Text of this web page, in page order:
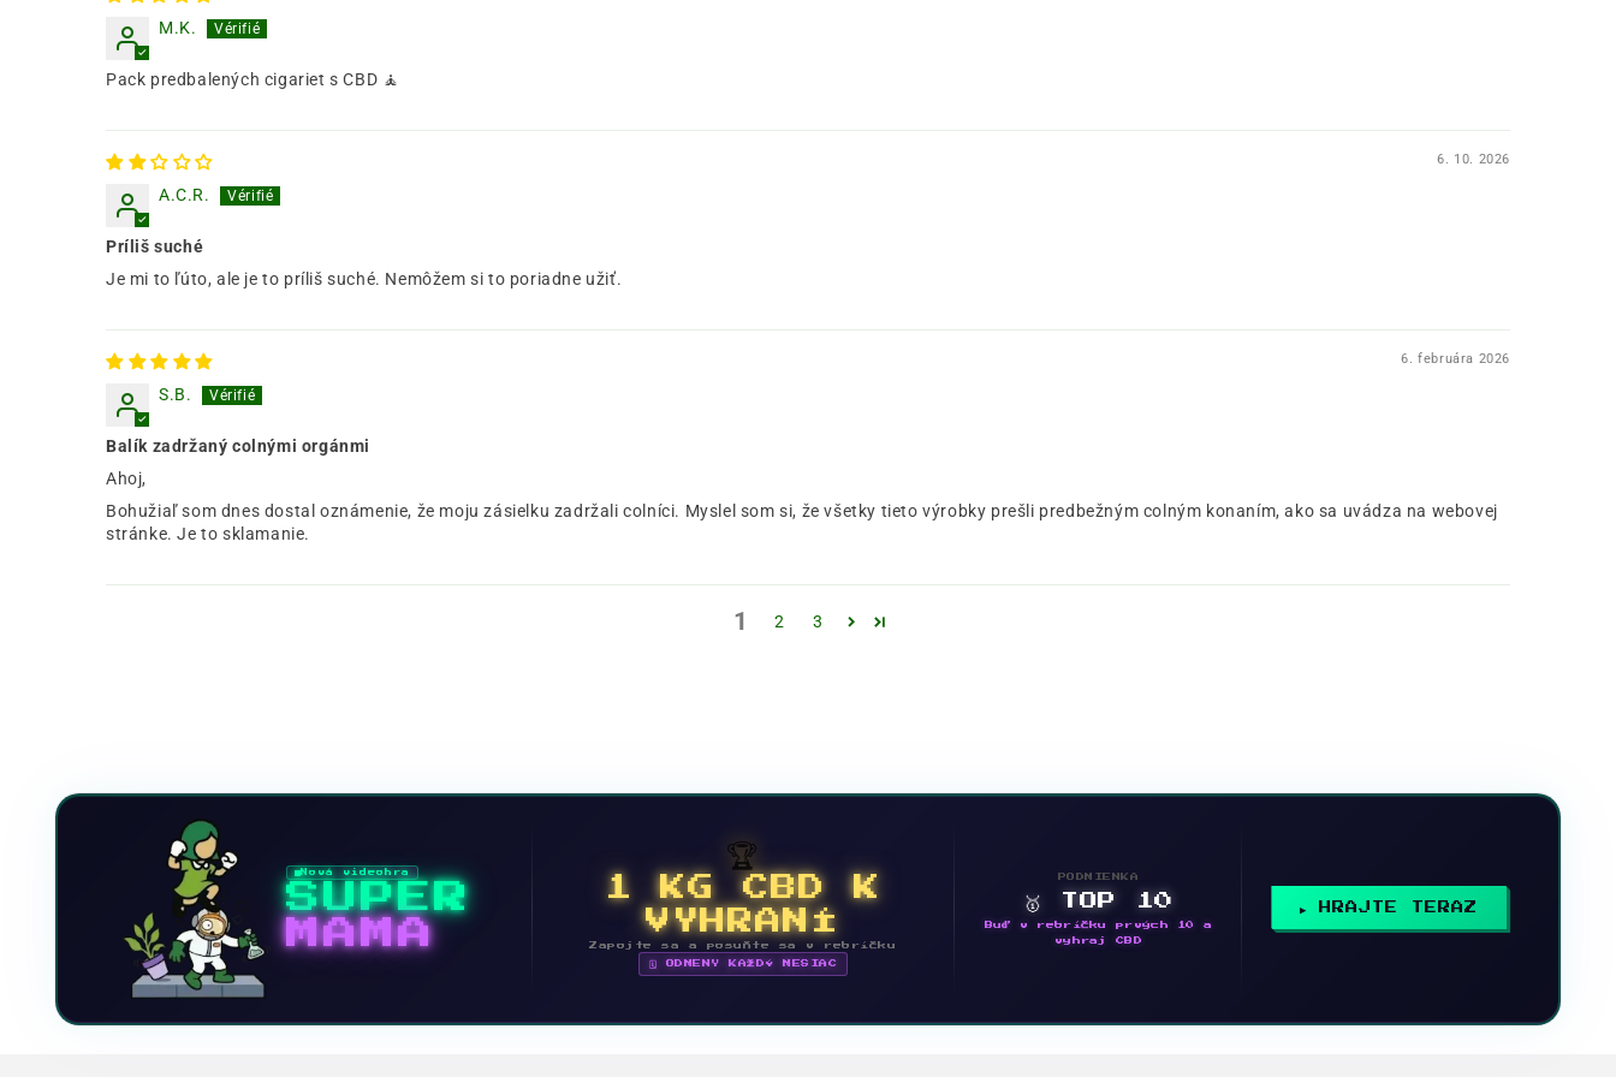
M.K.
Pack predbalených cigariet s CBD 🧘
6. 10. 2026
A.C.R.
Príliš suché
Je mi to ľúto, ale je to príliš suché. Nemôžem si to poriadne užiť.
6. februára 2026
S.B.
Balík zadržaný colnými orgánmi
Ahoj,
Bohužiaľ som dnes dostal oznámenie, že moju zásielku zadržali colníci. Myslel som si, že všetky tieto výrobky prešli predbežným colným konaním, ako sa uvádza na webovej
stránke. Je to sklamanie.
1 2 3
Nová videohra
SUPER
MAMA
🏆
1 KG CBD K
VYHRANÍ
Zapojte sa a posuňte sa v rebríčku
🗓 ODMENY KAŽDÝ MESIAC
PODMIENKA
🥇 TOP 10
Buď v rebríčku prvých 10 a
vyhraj CBD
HRAJTE TERAZ